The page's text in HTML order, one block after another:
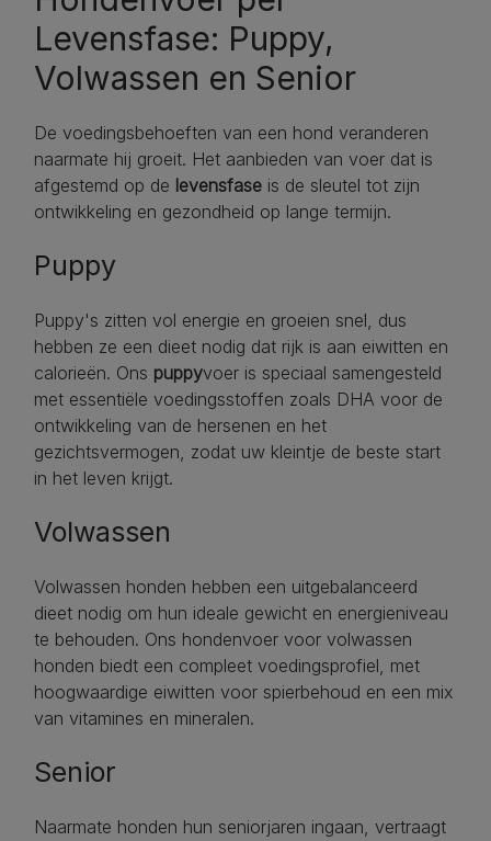
Levensfase: Puppy,
Volwassen en Senior
De voedingsbehoeften van een hond veranderen
naarmate hij groeit. Het aanbieden van voer dat is
afgestemd op de levensfase is de sleutel tot zijn
ontwikkeling en gezondheid op lange termijn.
Puppy
Puppy's zitten vol energie en groeien snel, dus
hebben ze een dieet nodig dat rijk is aan eiwitten en
calorieën. Ons puppyvoer is speciaal samengesteld
met essentiële voedingsstoffen zoals DHA voor de
ontwikkeling van de hersenen en het
gezichtsvermogen, zodat uw kleintje de beste start
in het leven krijgt.
Volwassen
Volwassen honden hebben een uitgebalanceerd
dieet nodig om hun ideale gewicht en energieniveau
te behouden. Ons hondenvoer voor volwassen
honden biedt een compleet voedingsprofiel, met
hoogwaardige eiwitten voor spierbehoud en een mix
van vitamines en mineralen.
Senior
Naarmate honden hun seniorjaren ingaan, vertraagt